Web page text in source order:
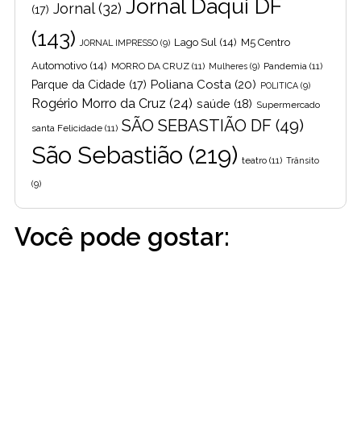
(17) Jornal(32) Jornal Daqui DF
(143)
JORNAL IMPRESSO (9) Lago Sul (14) M5 Centro
Automotivo (14) MORRO DA CRUZ (11) Mulheres (9) Pandemia (11)
Parque da Cidade (17) Poliana Costa (20) POLITICA (9)
Rogério Morro da Cruz (24) saúde (18) Supermercado
santa Felicidade (11) SÃO SEBASTIÃO DF (49)
São Sebastião (219) teatro (11) Trânsito
(9)
Você pode gostar: